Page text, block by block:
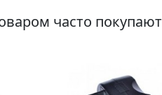
часто покупают